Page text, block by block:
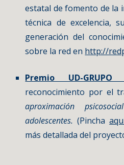
estatal de fomento de la
técnica de excelencia,
generación del
sobre la red en http://
Premio UD-GRUPO
reconocimiento por el
aproximación
adolescentes.(Pincha
más detallada del